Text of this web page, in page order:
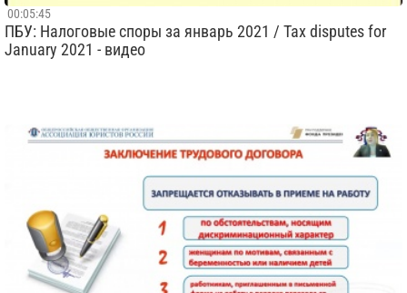
00:05:45
ПБУ: Налоговые споры за январь 2021 / Tax disputes for
January 2021 - видео